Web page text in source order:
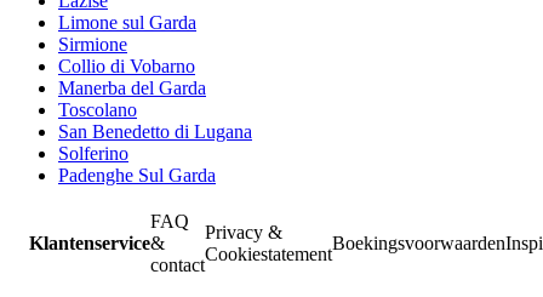
Limone sul Garda
Sirmione
Collio di Vobarno
Manerba del Garda
Toscolano
San Benedetto di Lugana
Solferino
Padenghe Sul Garda
Klantenservice
FAQ
&
contact
Privacy &
Cookiestatement
Boekingsvoorwaarden